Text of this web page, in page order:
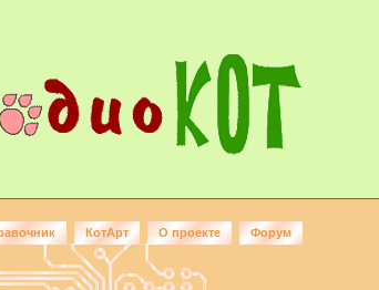
КотАрт О проекте Форум